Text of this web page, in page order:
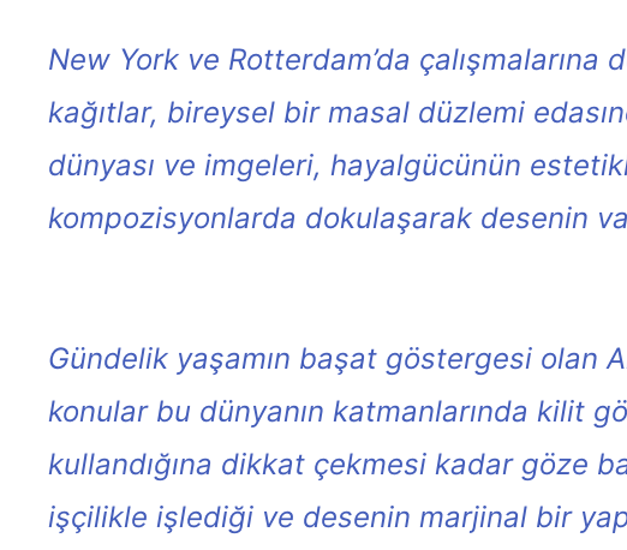
New York ve Rotterdam’da
kağıtlar, bireysel bir masal düzlemi
dünyası ve imgeleri, hayalgücünün
kompozisyonlarda dokulaşarak desenin
Gündelik yaşamın başat göstergesi olan
konular bu dünyanın katmanlarında kilit
kullandığına dikkat çekmesi kadar göze
işçilikle işlediği ve desenin marjinal bir